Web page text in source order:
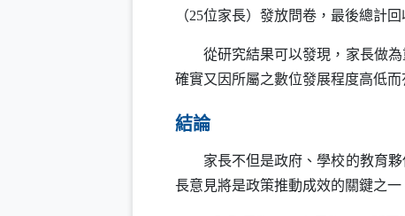
（25位家長）發放問卷，最後總計
從研究結果可以發現，家長做為
確實又因所屬之數位發展程度高低
結論
家長不但是政府、學校的教育夥
長意見將是政策推動成效的關鍵之